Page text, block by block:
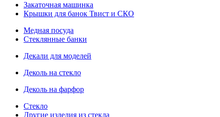
Закаточная машинка
Крышки для банок Твист и СКО
Медная посуда
Стеклянные банки
Декали для моделей
Деколь на стекло
Деколь на фарфор
Стекло
Другие изделия из стекла